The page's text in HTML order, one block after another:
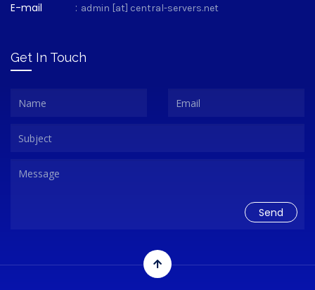
E-mail : admin [at] central-servers.net
Get In Touch